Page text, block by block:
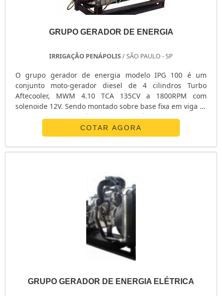
GRUPO GERADOR DE ENERGIA
IRRIGAÇÃO PENÁPOLIS/ SÃO PAULO - SP
O grupo gerador de energia modelo IPG 100 é um
conjunto moto-gerador diesel de 4 cilindros Turbo
Aftecooler, MWM 4.10 TCA 135CV a 1800RPM com
solenoide 12V. Sendo montado sobre base fixa em viga G,
Tanque de combustível na base, além disso, o grupo
gerador de energia possui vibra STOP, bateria 12V
150AMP e tanque de combustível 200 litros. Clique
abaixo e solicite um orçamento do grupo gerador de
COTAR AGORA
GRUPO GERADOR DE ENERGIA ELÉTRICA